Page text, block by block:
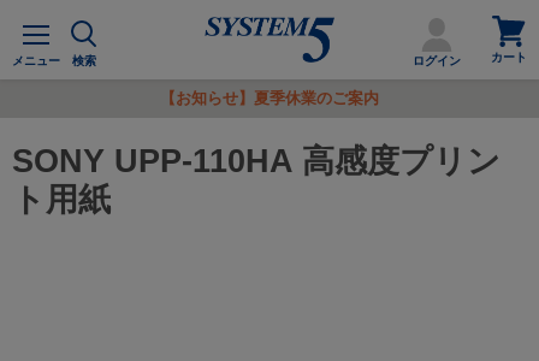
メ
ュ
メニュー 検索 ログイン
カ
ー
ト
を
カート
【お知らせ】夏季休業のご案内
SONY UPP-110HA 高感度プリン
ト用紙